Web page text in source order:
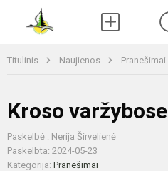
Titulinis Naujienos Pranešimai
Kroso varžybose
Paskelbė : Nerija Širvelienė
Paskelbta: 2024-05-23
Kategorija: Pranešimai